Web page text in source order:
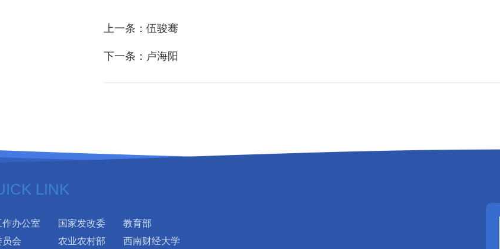
上一条：伍骏骞
下一条：卢海阳
LINK
办公室
员会
国家发改委
农业农村部
教育部
西南财经大学